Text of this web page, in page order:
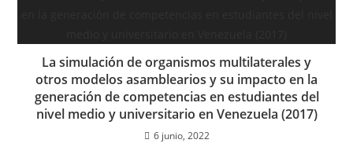
La simulación de organismos multilaterales y
otros modelos asamblearios y su impacto en la
generación de competencias en estudiantes del
nivel medio y universitario en Venezuela (2017)
6 junio, 2022